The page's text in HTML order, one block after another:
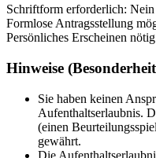
Schriftform erforderlich: Nein
Formlose Antragsstellung
Persönliches Erscheinen
Hinweise
Sie haben keinen
Aufenthaltserlaubnis.
(einen
gewährt.
Die